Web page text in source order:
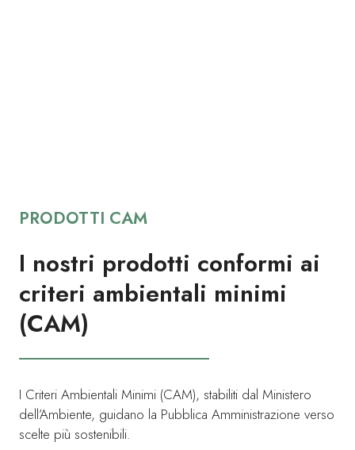
PRODOTTI CAM
I nostri prodotti conformi ai
criteri ambientali minimi
(CAM)
I Criteri Ambientali Minimi (CAM), stabiliti dal Ministero
dell’Ambiente, guidano la Pubblica Amministrazione verso
scelte più sostenibili.